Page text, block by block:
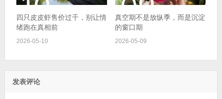
四只皮皮虾售价过千，别让情
绪跑在真相前
2026-05-10
真空期不是放纵季，而是沉淀
的窗口期
2026-05-09
发表评论